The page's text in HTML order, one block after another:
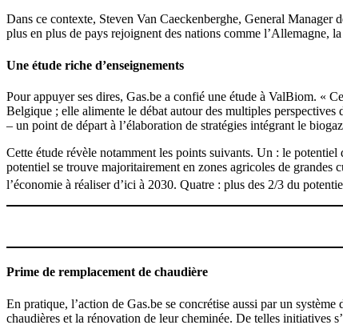
Dans ce contexte, Steven Van Caeckenberghe, General Manager
plus en plus de pays rejoignent des nations comme l’Allemagne,
Une étude riche d’enseignements
Pour appuyer ses dires, Gas.be a confié une étude à ValBiom. «
Belgique ; elle alimente le débat autour des multiples
– un point de départ à l’élaboration de stratégies intégrant le
Cette étude révèle notamment les points suivants. Un : le
potentiel se trouve majoritairement en zones agricoles de
l’économie à réaliser d’ici à 2030. Quatre : plus des 2/3 du
Prime de remplacement de chaudière
En pratique, l’action de Gas.be se concrétise aussi par un
chaudières et la rénovation de leur cheminée. De telles initiatives